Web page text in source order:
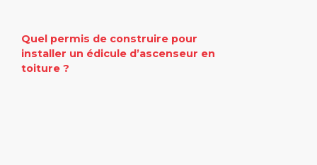
Quel permis de construire pour
installer un édicule d’ascenseur en
toiture ?